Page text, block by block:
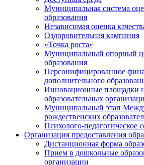
Муниципальная система
образования
Независимая оценка
Оздоровительная кампания
«Точка роста»
Муниципальный опорный
образования
Персонифицированное
дополнительного
Инновационные площадки
образовательных
Муниципальный этап
рождественских
Психолого-педагогическое
Организация предоставления
Дистанционная форма
Прием в дошкольные
организации